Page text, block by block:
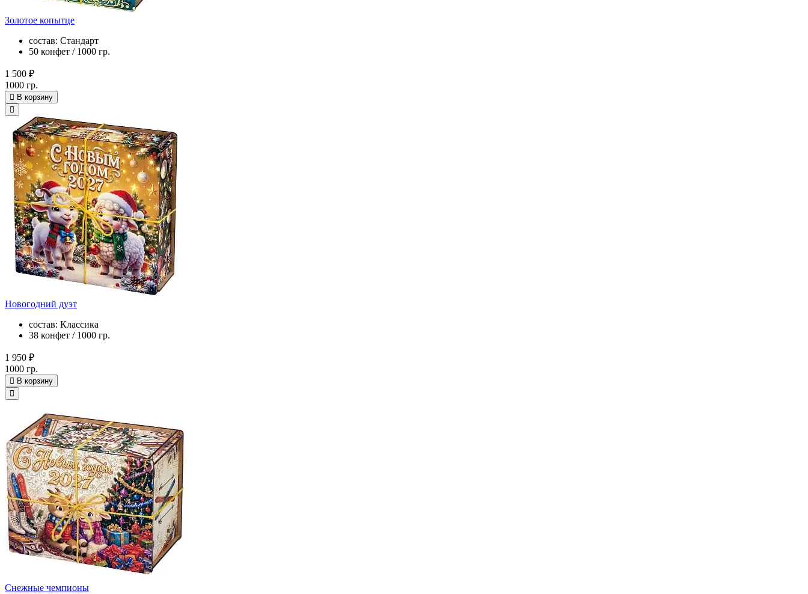
Золотое копытце
состав: Стандарт
50 конфет / 1000 гр.
1 500 ₽
1000 гр.
В корзину
Новогодний дуэт
состав: Классика
38 конфет / 1000 гр.
1 950 ₽
1000 гр.
В корзину
Снежные чемпионы